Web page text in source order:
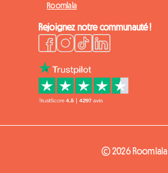
Roomlala
Rejoignez notre communauté !
© 2026 Roomlala